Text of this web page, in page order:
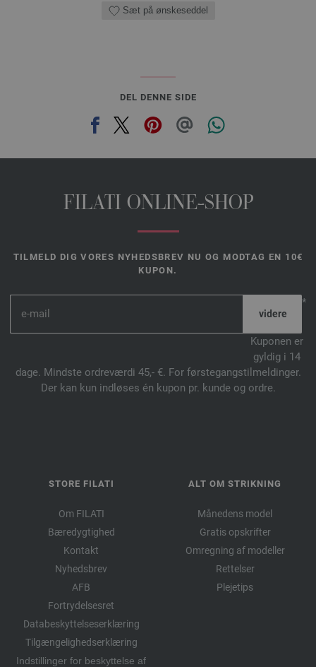
Sæt på ønskeseddel
DEL DENNE SIDE
FILATI ONLINE-SHOP
TILMELD DIG VORES NYHEDSBREV NU OG MODTAG EN 10€
KUPON.
*
Kuponen er
gyldig i 14
dage. Mindste ordreværdi 45,- €. For førstegangstilmeldinger.
Der kan kun indløses én kupon pr. kunde og ordre.
STORE FILATI
Om FILATI
Bæredygtighed
Kontakt
Nyhedsbrev
AFB
Fortrydelsesret
Databeskyttelseserklæring
Tilgængelighedserklæring
Indstillinger for beskyttelse af
ALT OM STRIKNING
Månedens model
Gratis opskrifter
Omregning af modeller
Rettelser
Plejetips